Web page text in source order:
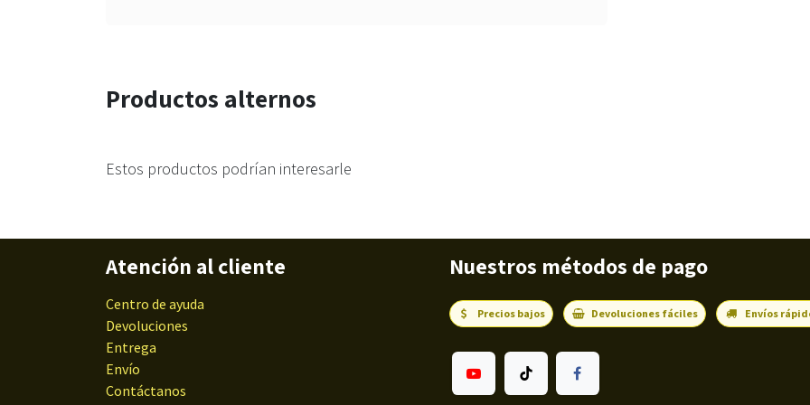
Productos alternos
Estos productos podrían interesarle
Atención al cliente
Centro de ayuda
Devoluciones
Entrega
Envío
Contáctanos
Nuestros métodos de pago
Precios bajos Devoluciones fáciles Envíos